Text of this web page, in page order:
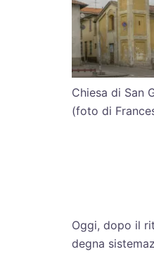
Chiesa di San
(foto di
Oggi, dopo il
degna